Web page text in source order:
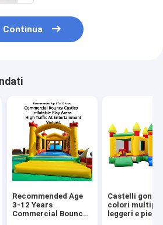
Continua
Recommended Age
3-12 Years
Commercial Bouncy
Castelli
colori multipli
leggeri e